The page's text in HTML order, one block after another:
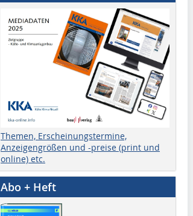
Themen, Erscheinungstermine,
Anzeigengrößen und -preise (print und
online) etc.
Abo + Heft